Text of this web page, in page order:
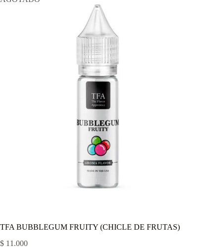
TFA BUBBLEGUM FRUITY (CHICLE DE FRUTAS)
$ 11.000